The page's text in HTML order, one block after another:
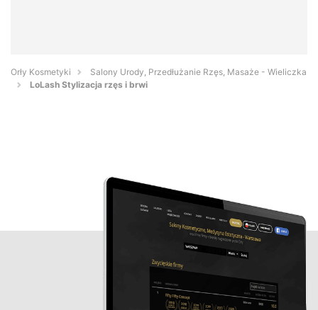
Orły Kosmetyki
Salony Urody, Przedłużanie Rzęs, Masaże - Wieliczka
LoLash Stylizacja rzęs i brwi